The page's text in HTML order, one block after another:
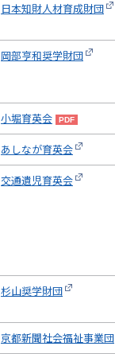
日本知財人材育成財団
岡部亨和奨学財団
小堀育英会
あしなが育英会
交通遺児育英会
杉山奨学財団
京都新聞社会福祉事業団